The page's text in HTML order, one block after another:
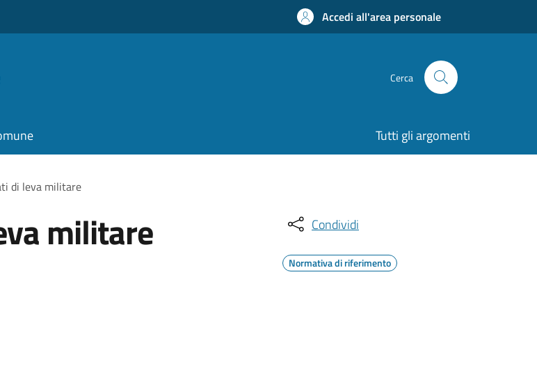
Accedi all'area personale
Cerca
Tutti gli argomenti
di leva militare
militare Condividi
Normativa di riferimento